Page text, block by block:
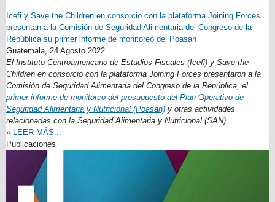
Icefi y Save the Children en consorcio con la plataforma Joining Forces
presentan a la Comisión de Seguridad Alimentaria del Congreso de la
República su primer informe de monitoreo del Poasan
Guatemala, 24 Agosto 2022
El Instituto Centroamericano de Estudios Fiscales (Icefi) y Save the
Children en consorcio con la plataforma Joining Forces presentaron a la
Comisión de Seguridad Alimentaria del Congreso de la República, el
primer informe de monitoreo del presupuesto del Plan Operativo de
Seguridad Alimentaria y Nutricional (Poasan) y otras actividades
relacionadas con la Seguridad Alimentaria y Nutricional (SAN)
» LEER MÁS...
Publicaciones